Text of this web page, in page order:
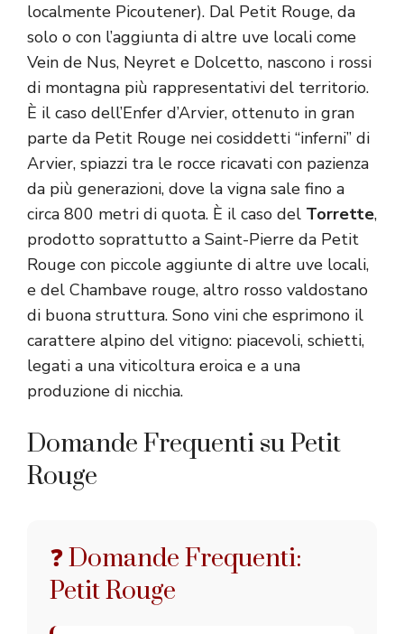
localmente Picoutener). Dal Petit Rouge, da
solo o con l’aggiunta di altre uve locali come
Vein de Nus, Neyret e Dolcetto, nascono i rossi
di montagna più rappresentativi del territorio.
È il caso dell’Enfer d’Arvier, ottenuto in gran
parte da Petit Rouge nei cosiddetti “inferni” di
Arvier, spiazzi tra le rocce ricavati con pazienza
da più generazioni, dove la vigna sale fino a
circa 800 metri di quota. È il caso del Torrette,
prodotto soprattutto a Saint-Pierre da Petit
Rouge con piccole aggiunte di altre uve locali,
e del Chambave rouge, altro rosso valdostano
di buona struttura. Sono vini che esprimono il
carattere alpino del vitigno: piacevoli, schietti,
legati a una viticoltura eroica e a una
produzione di nicchia.
Domande Frequenti su Petit
Rouge
❓ Domande Frequenti:
Petit Rouge